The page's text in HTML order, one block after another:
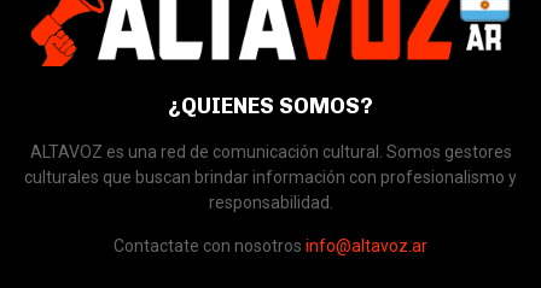
¿QUIENES SOMOS?
ALTAVOZ es una red de comunicación cultural. Somos gestores
culturales que buscan brindar información con profesionalismo y
responsabilidad.
Contactate con nosotros info@altavoz.ar